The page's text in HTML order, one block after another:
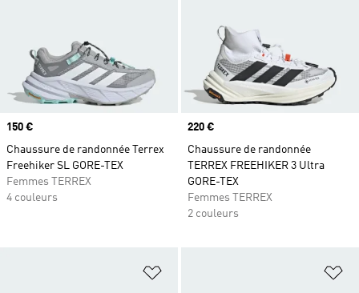
Prix
150 €
Chaussure de randonnée Terrex
Freehiker SL GORE-TEX
Femmes TERREX
4 couleurs
Prix
220 €
Chaussure de randonnée
TERREX FREEHIKER 3 Ultra
GORE-TEX
Femmes TERREX
2 couleurs
Ajouter à la Liste de produits